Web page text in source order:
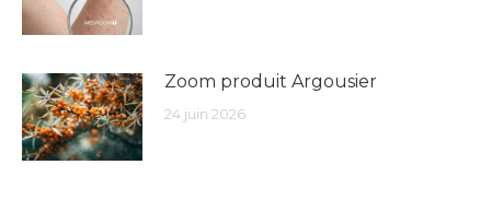
Zoom produit Argousier
24 juin 2026